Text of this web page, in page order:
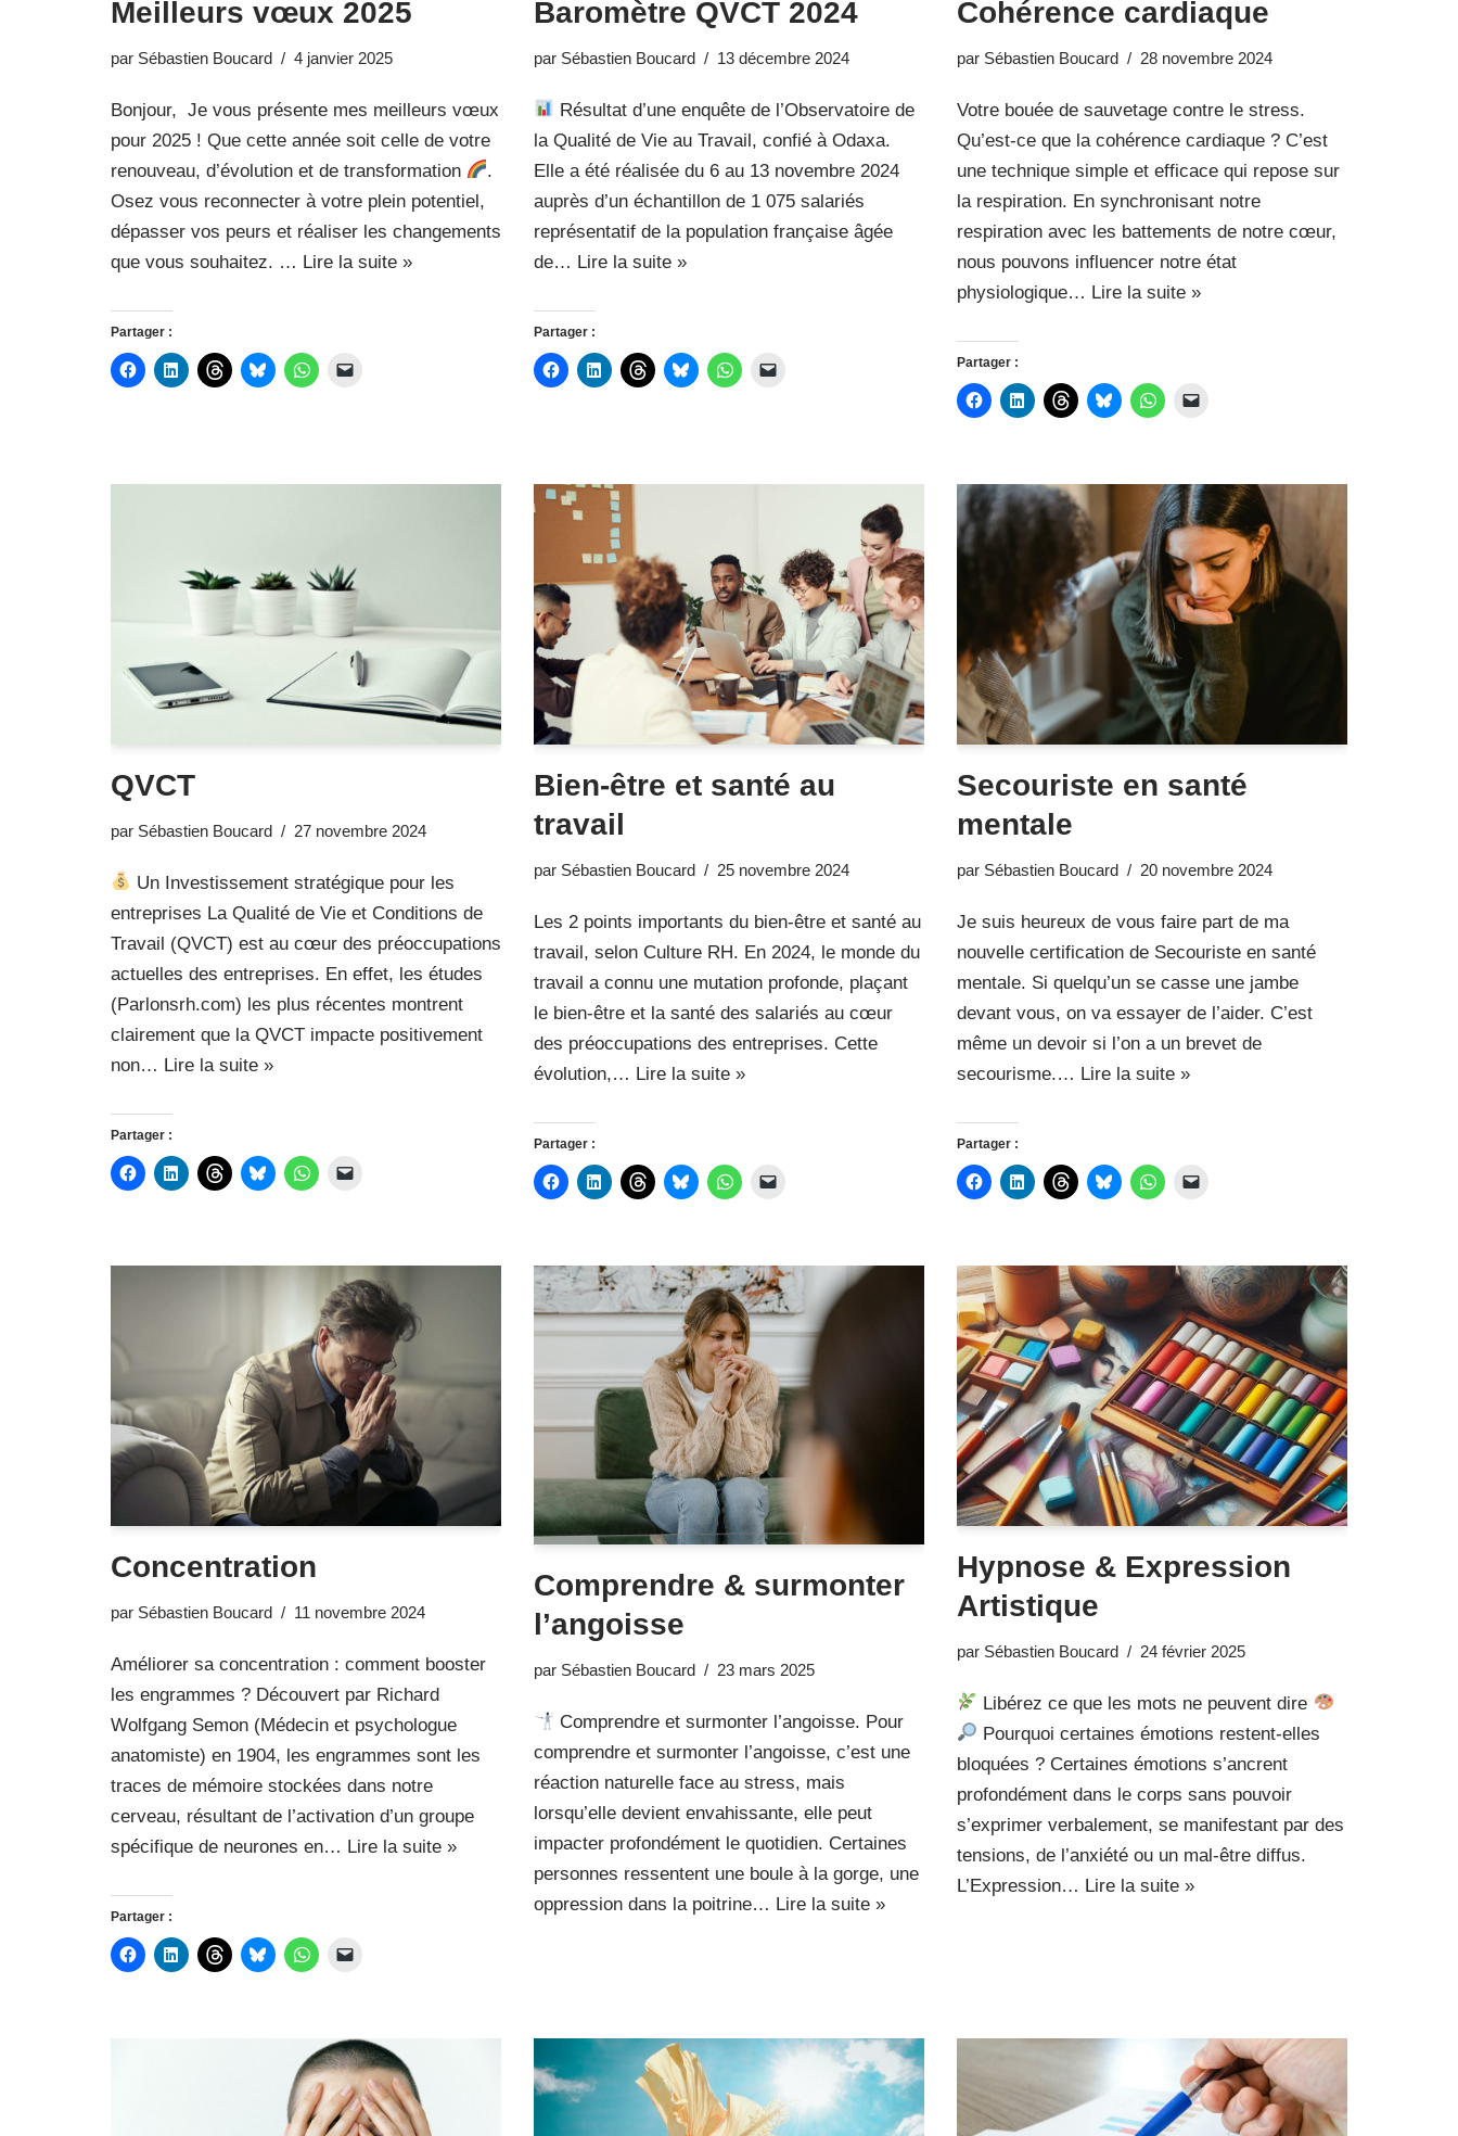
Meilleurs vœux 2025
par Sébastien Boucard 4 janvier 2025
Bonjour, Je vous présente mes meilleurs vœux
pour 2025 ! Que cette année soit celle de votre
renouveau, d’évolution et de transformation
.
Osez vous reconnecter à votre plein potentiel,
dépasser vos peurs et réaliser les changements
que vous souhaitez. … Lire la suite »
Partager :
Baromètre QVCT 2024
par Sébastien Boucard 13 décembre 2024
Résultat d’une enquête de l’Observatoire de
la Qualité de Vie au Travail, confié à Odaxa.
Elle a été réalisée du 6 au 13 novembre 2024
auprès d’un échantillon de 1 075 salariés
représentatif de la population française âgée
de… Lire la suite »
Partager :
Cohérence cardiaque
par Sébastien Boucard 28 novembre 2024
Votre bouée de sauvetage contre le stress.
Qu’est-ce que la cohérence cardiaque ? C’est
une technique simple et efficace qui repose sur
la respiration. En synchronisant notre
respiration avec les battements de notre cœur,
nous pouvons influencer notre état
physiologique… Lire la suite »
Partager :
QVCT
par Sébastien Boucard 27 novembre 2024
Un Investissement stratégique pour les
entreprises La Qualité de Vie et Conditions de
Travail (QVCT) est au cœur des préoccupations
actuelles des entreprises. En effet, les études
(Parlonsrh.com) les plus récentes montrent
clairement que la QVCT impacte positivement
non… Lire la suite »
Partager :
Bien-être et santé au
travail
par Sébastien Boucard 25 novembre 2024
Les 2 points importants du bien-être et santé au
travail, selon Culture RH. En 2024, le monde du
travail a connu une mutation profonde, plaçant
le bien-être et la santé des salariés au cœur
des préoccupations des entreprises. Cette
évolution,… Lire la suite »
Partager :
Secouriste en santé
mentale
par Sébastien Boucard 20 novembre 2024
Je suis heureux de vous faire part de ma
nouvelle certification de Secouriste en santé
mentale. Si quelqu’un se casse une jambe
devant vous, on va essayer de l’aider. C’est
même un devoir si l’on a un brevet de
secourisme.… Lire la suite »
Partager :
Concentration
par Sébastien Boucard 11 novembre 2024
Améliorer sa concentration : comment booster
les engrammes ? Découvert par Richard
Wolfgang Semon (Médecin et psychologue
anatomiste) en 1904, les engrammes sont les
traces de mémoire stockées dans notre
cerveau, résultant de l’activation d’un groupe
spécifique de neurones en… Lire la suite »
Partager :
Comprendre & surmonter
l’angoisse
par Sébastien Boucard 23 mars 2025
Comprendre et surmonter l’angoisse. Pour
comprendre et surmonter l’angoisse, c’est une
réaction naturelle face au stress, mais
lorsqu’elle devient envahissante, elle peut
impacter profondément le quotidien. Certaines
personnes ressentent une boule à la gorge, une
oppression dans la poitrine… Lire la suite »
Hypnose & Expression
Artistique
par Sébastien Boucard 24 février 2025
Libérez ce que les mots ne peuvent dire
Pourquoi certaines émotions restent-elles
bloquées ? Certaines émotions s’ancrent
profondément dans le corps sans pouvoir
s’exprimer verbalement, se manifestant par des
tensions, de l’anxiété ou un mal-être diffus.
L’Expression… Lire la suite »